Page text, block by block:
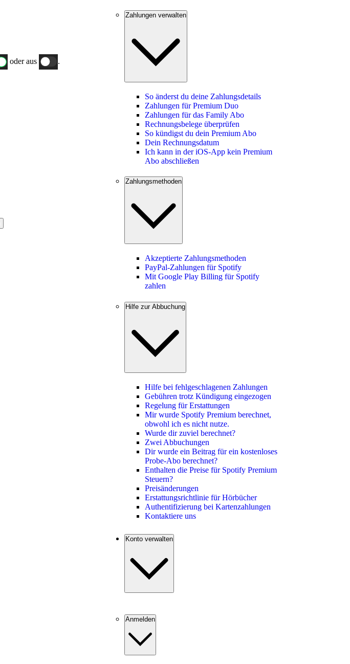
oder aus .
Zahlungen verwalten
So änderst du deine Zahlungsdetails
Zahlungen für Premium Duo
Zahlungen für das Family Abo
Rechnungsbelege überprüfen
So kündigst du dein Premium Abo
Dein Rechnungsdatum
Ich kann in der iOS-App kein Premium
Abo abschließen
Zahlungsmethoden
Akzeptierte Zahlungsmethoden
PayPal-Zahlungen für Spotify
Mit Google Play Billing für Spotify
zahlen
Hilfe zur Abbuchung
Hilfe bei fehlgeschlagenen Zahlungen
Gebühren trotz Kündigung eingezogen
Regelung für Erstattungen
Mir wurde Spotify Premium berechnet,
obwohl ich es nicht nutze.
Wurde dir zuviel berechnet?
Zwei Abbuchungen
Dir wurde ein Beitrag für ein kostenloses
Probe-Abo berechnet?
Enthalten die Preise für Spotify Premium
Steuern?
Preisänderungen
Erstattungsrichtlinie für Hörbücher
Authentifizierung bei Kartenzahlungen
Kontaktiere uns
Konto verwalten
Anmelden